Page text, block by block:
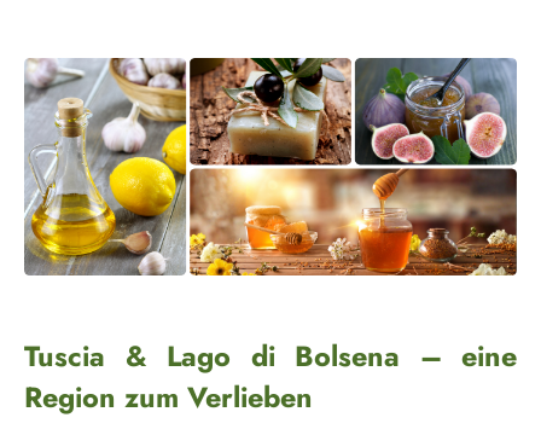
Tuscia & Lago di Bolsena – eine
Region zum Verlieben